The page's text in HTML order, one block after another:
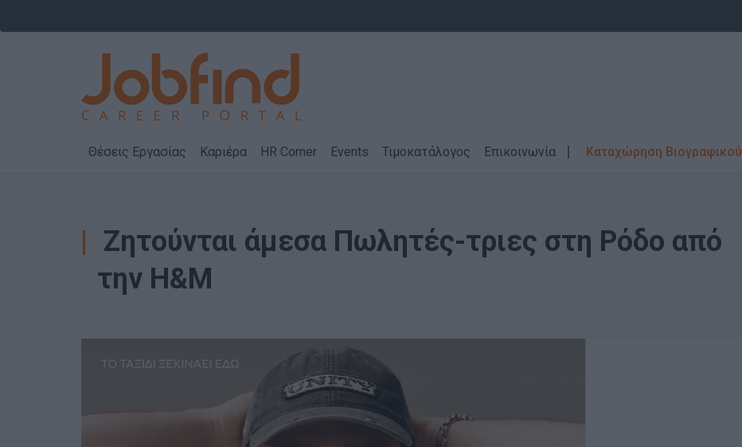
Θέσεις Εργασίας Καριέρα HR Corner Events Τιμοκατάλογος Επικοινωνία Καταχώρηση Βιογραφικού
Ζητούνται άμεσα Πωλητές-τριες στη Ρόδο από
την H&M